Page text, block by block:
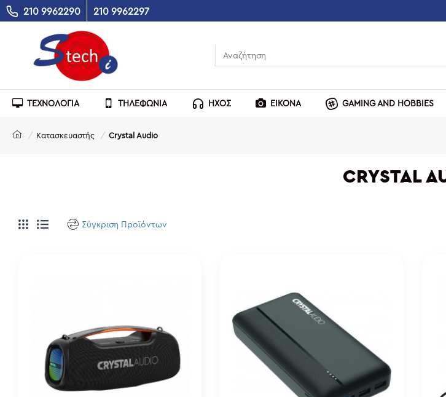
210 9962290 210 9962297
ΤΕΧΝΟΛΟΓΙΑ ΤΗΛΕΦΩΝΙΑ ΗΧΟΣ ΕΙΚΟΝΑ GAMING AND HOBBIES
Κατασκευαστής Crystal Audio
CRYSTAL
Σύγκριση Προϊόντων